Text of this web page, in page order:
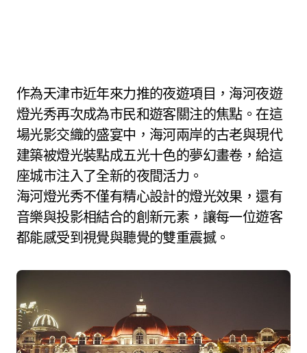
作為天津市近年來力推的夜遊項目，海河夜遊
燈光秀再次成為市民和遊客關注的焦點。在這
場光影交織的盛宴中，海河兩岸的古老與現代
建築被燈光裝點成五光十色的夢幻畫卷，給這
座城市注入了全新的夜間活力。
海河燈光秀不僅有精心設計的燈光效果，還有
音樂與投影相結合的創新元素，讓每一位遊客
都能感受到視覺與聽覺的雙重震撼。